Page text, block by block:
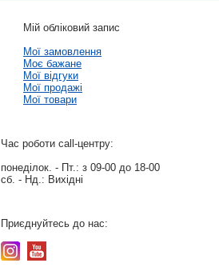
Мій обліковий запис
Мої замовлення
Моє бажане
Мої відгуки
Мої продажі
Мої товари
Час роботи call-центру:
понеділок. - Пт.: з 09-00 до 18-00
сб. - Нд.: Вихідні
Приєднуйтесь до нас: